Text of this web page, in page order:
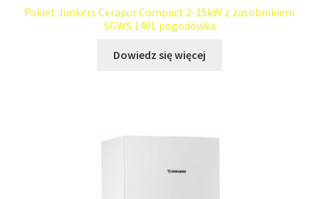
Pakiet Junkers Cerapur Compact 2-15kW z zasobnikiem
SGWS 140L pogodówka
Dowiedz się więcej